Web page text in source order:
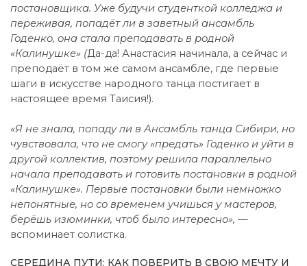
постановщика. Уже будучи студенткой колледжа и
переживая, попадёт ли в заветный ансамбль
Годенко, она стала преподавать в родной
«Калинушке» (Да-да! Анастасия начинала, а сейчас и
преподаёт в том же самом ансамбле, где первые
шаги в искусстве народного танца постигает в
настоящее время Таисия!).
«Я не знала, попаду ли в Ансамбль танца Сибири, но
чувствовала, что не смогу «предать» Годенко и уйти в
другой коллектив, поэтому решила параллельно
начала преподавать и готовить постановки в родной
«Калинушке». Первые постановки были немножко
непонятные, но со временем учишься у мастеров,
берёшь изюминки, чтоб было интересно», —
вспоминает солистка.
СЕРЕДИНА ПУТИ: КАК ПОВЕРИТЬ В СВОЮ МЕЧТУ И